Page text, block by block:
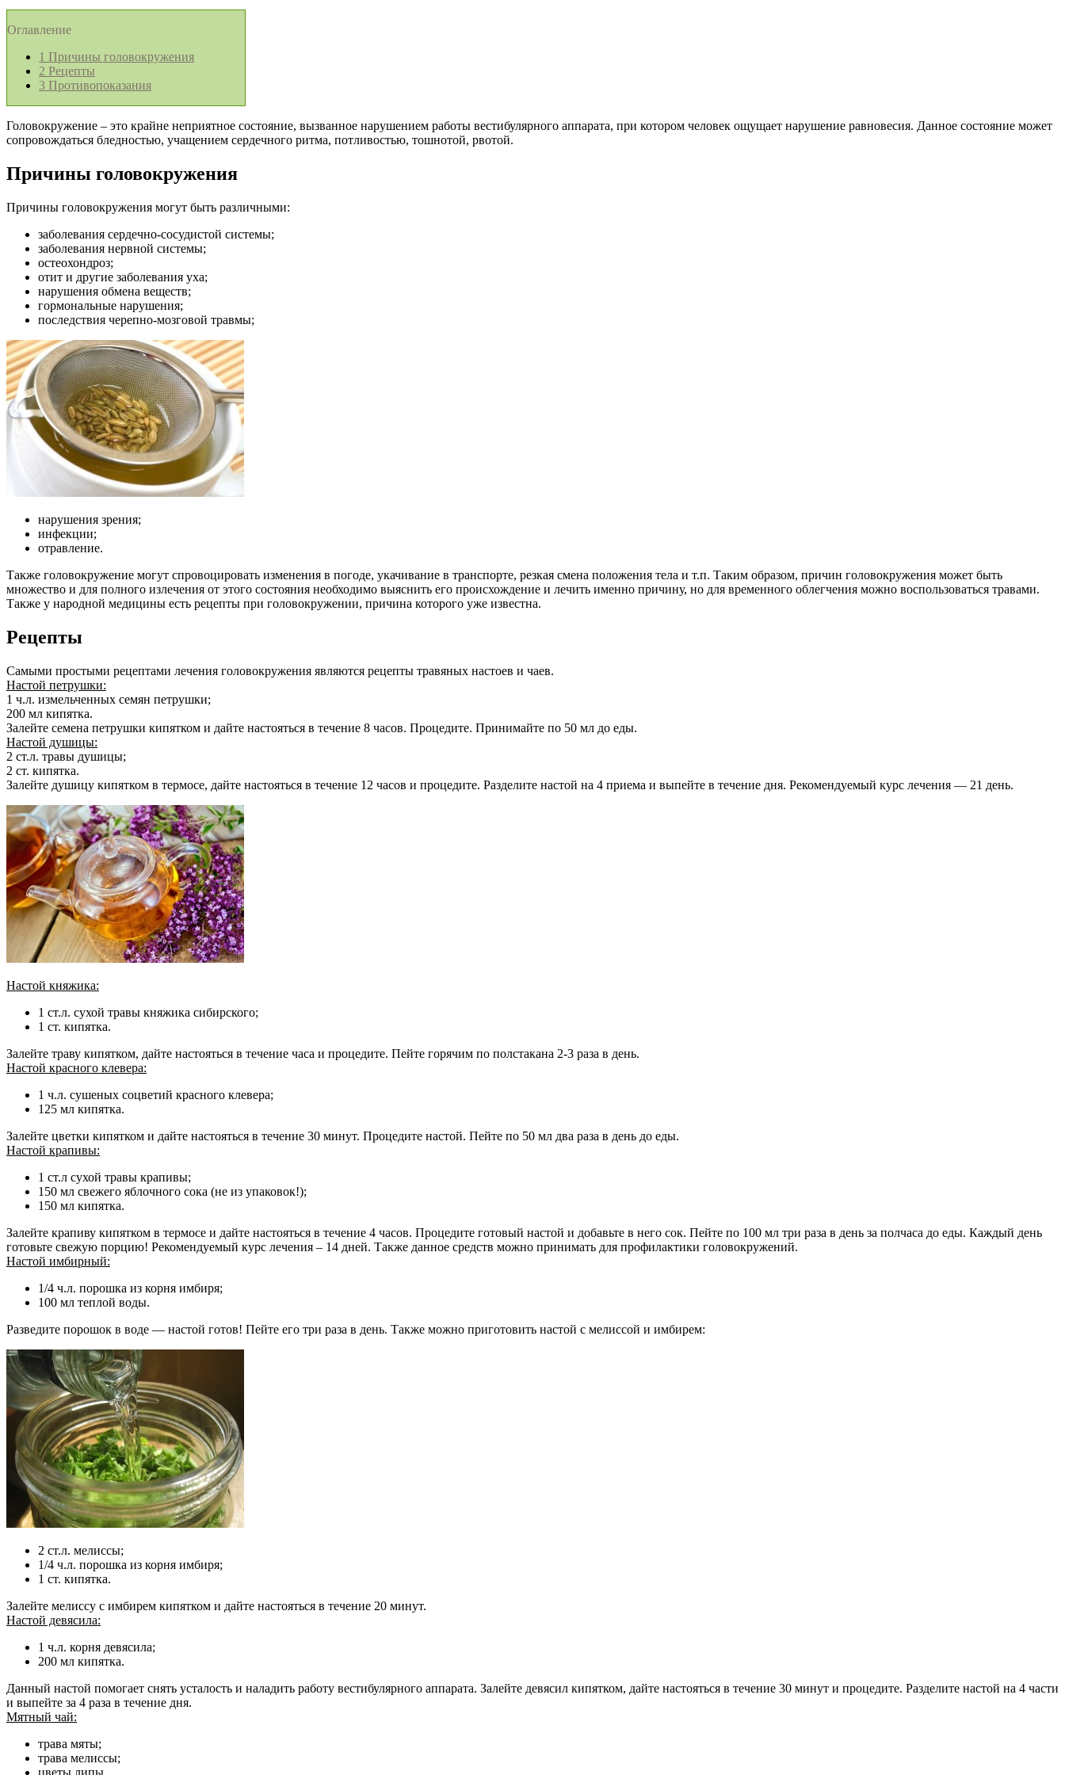
Оглавление
1 Причины головокружения
2 Рецепты
3 Противопоказания
Головокружение – это крайне неприятное состояние, вызванное нарушением работы вестибулярного аппарата, при котором человек ощущает нарушение равновесия. Данное состояние может
сопровождаться бледностью, учащением сердечного ритма, потливостью, тошнотой, рвотой.
Причины головокружения
Причины головокружения могут быть различными:
заболевания сердечно-сосудистой системы;
заболевания нервной системы;
остеохондроз;
отит и другие заболевания уха;
нарушения обмена веществ;
гормональные нарушения;
последствия черепно-мозговой травмы;
нарушения зрения;
инфекции;
отравление.
Также головокружение могут спровоцировать изменения в погоде, укачивание в транспорте, резкая смена положения тела и т.п. Таким образом, причин головокружения может быть
множество и для полного излечения от этого состояния необходимо выяснить его происхождение и лечить именно причину, но для временного облегчения можно воспользоваться травами.
Также у народной медицины есть рецепты при головокружении, причина которого уже известна.
Рецепты
Самыми простыми рецептами лечения головокружения являются рецепты травяных настоев и чаев.
Настой петрушки:
1 ч.л. измельченных семян петрушки;
200 мл кипятка.
Залейте семена петрушки кипятком и дайте настояться в течение 8 часов. Процедите. Принимайте по 50 мл до еды.
Настой душицы:
2 ст.л. травы душицы;
2 ст. кипятка.
Залейте душицу кипятком в термосе, дайте настояться в течение 12 часов и процедите. Разделите настой на 4 приема и выпейте в течение дня. Рекомендуемый курс лечения — 21 день.
Настой княжика:
1 ст.л. сухой травы княжика сибирского;
1 ст. кипятка.
Залейте траву кипятком, дайте настояться в течение часа и процедите. Пейте горячим по полстакана 2-3 раза в день.
Настой красного клевера:
1 ч.л. сушеных соцветий красного клевера;
125 мл кипятка.
Залейте цветки кипятком и дайте настояться в течение 30 минут. Процедите настой. Пейте по 50 мл два раза в день до еды.
Настой крапивы:
1 ст.л сухой травы крапивы;
150 мл свежего яблочного сока (не из упаковок!);
150 мл кипятка.
Залейте крапиву кипятком в термосе и дайте настояться в течение 4 часов. Процедите готовый настой и добавьте в него сок. Пейте по 100 мл три раза в день за полчаса до еды. Каждый день
готовьте свежую порцию! Рекомендуемый курс лечения – 14 дней. Также данное средств можно принимать для профилактики головокружений.
Настой имбирный:
1/4 ч.л. порошка из корня имбиря;
100 мл теплой воды.
Разведите порошок в воде — настой готов! Пейте его три раза в день. Также можно приготовить настой с мелиссой и имбирем:
2 ст.л. мелиссы;
1/4 ч.л. порошка из корня имбиря;
1 ст. кипятка.
Залейте мелиссу с имбирем кипятком и дайте настояться в течение 20 минут.
Настой девясила:
1 ч.л. корня девясила;
200 мл кипятка.
Данный настой помогает снять усталость и наладить работу вестибулярного аппарата. Залейте девясил кипятком, дайте настояться в течение 30 минут и процедите. Разделите настой на 4 части
и выпейте за 4 раза в течение дня.
Мятный чай:
трава мяты;
трава мелиссы;
цветы липы.